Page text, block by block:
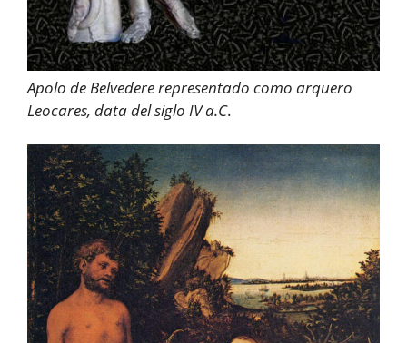
Apolo de Belvedere representado como arquero
Leocares, data del siglo IV a.C.